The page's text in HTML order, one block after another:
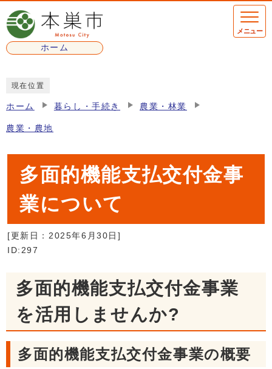
ページの先頭です
ホーム
メニュー
現在位置
ホーム 暮らし・手続き 農業・林業
農業・農地
多面的機能支払交付金事
業について
[更新日： 2025年6月30日 ]
ID:297
多面的機能支払交付金事業
を活用しませんか?
多面的機能支払交付金事業の概要